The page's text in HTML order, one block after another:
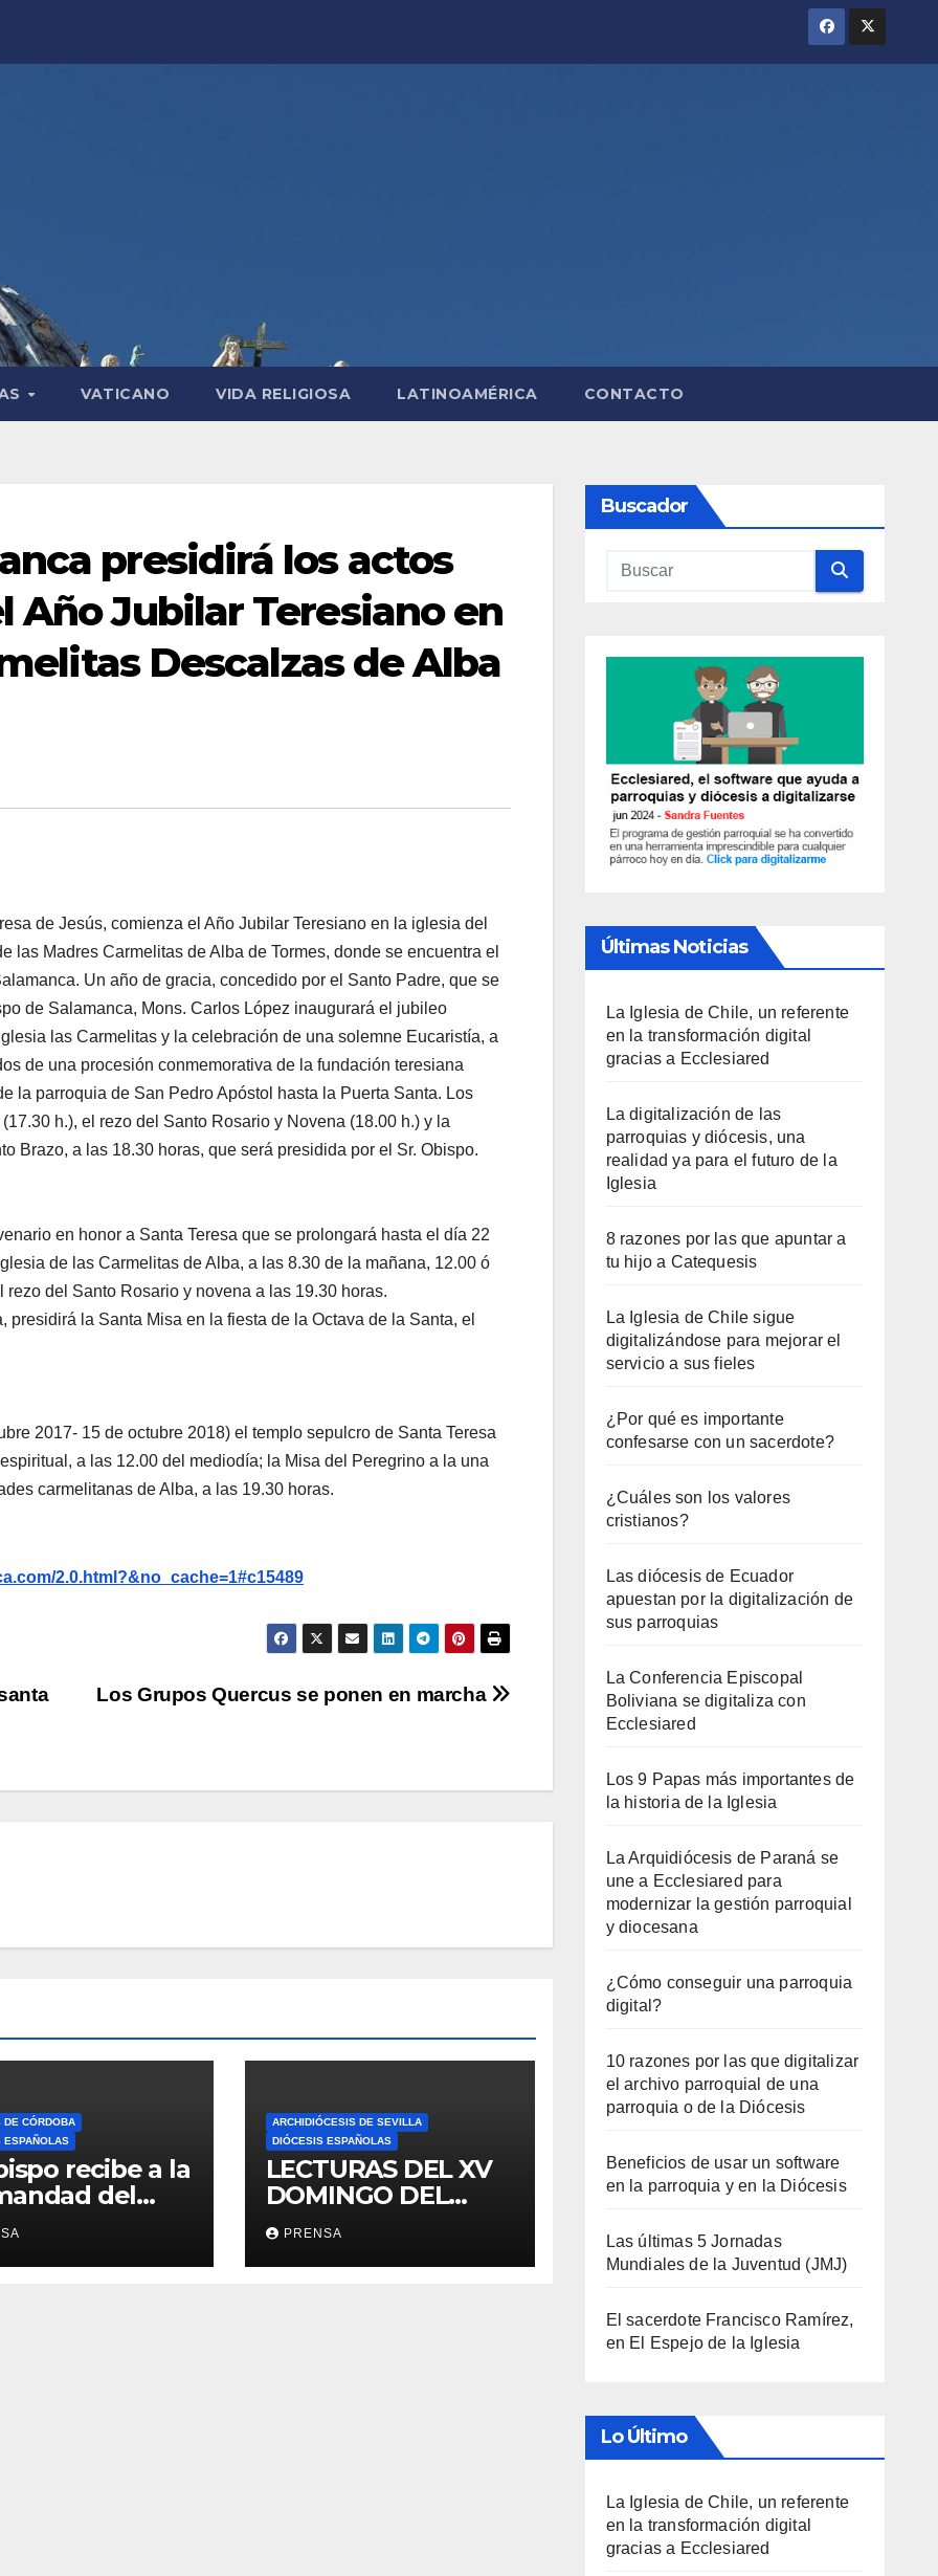
VATICANO VIDA RELIGIOSA LATINOAMÉRICA CONTACTO
presidirá los actos
Jubilar Teresiano en
Descalzas de Alba
de Jesús, comienza el Año Jubilar Teresiano en la iglesia del
las Madres Carmelitas de Alba de Tormes, donde se encuentra el
Un año de gracia, concedido por el Santo Padre, que se
de Salamanca, Mons. Carlos López inaugurará el jubileo
las Carmelitas y la celebración de una solemne Eucaristía, a
de una procesión conmemorativa de la fundación teresiana
la parroquia de San Pedro Apóstol hasta la Puerta Santa. Los
h.), el rezo del Santo Rosario y Novena (18.00 h.) y la
Brazo, a las 18.30 horas, que será presidida por el Sr. Obispo.
en honor a Santa Teresa que se prolongará hasta el día 22
de las Carmelitas de Alba, a las 8.30 de la mañana, 12.00 ó
del Santo Rosario y novena a las 19.30 horas.
la Santa Misa en la fiesta de la Octava de la Santa, el
2017- 15 de octubre 2018) el templo sepulcro de Santa Teresa
a las 12.00 del mediodía; la Misa del Peregrino a la una
carmelitanas de Alba, a las 19.30 horas.
2.0.html?&no_cache=1#c15489
Los Grupos Quercus se ponen en marcha
DE CÓRDOBA
ESPAÑOLAS
recibe a la
del
ARCHIDIÓCESIS DE SEVILLA
DIÓCESIS ESPAÑOLAS
LECTURAS DEL XV
DOMINGO DEL
TIEMPO
ORDINARIO (A)
PRENSA
Buscador
Últimas Noticias
La Iglesia de Chile, un referente
en la transformación digital
gracias a Ecclesiared
La digitalización de las
parroquias y diócesis, una
realidad ya para el futuro de la
Iglesia
8 razones por las que apuntar a
tu hijo a Catequesis
La Iglesia de Chile sigue
digitalizándose para mejorar el
servicio a sus fieles
¿Por qué es importante
confesarse con un sacerdote?
¿Cuáles son los valores
cristianos?
Las diócesis de Ecuador
apuestan por la digitalización de
sus parroquias
La Conferencia Episcopal
Boliviana se digitaliza con
Ecclesiared
Los 9 Papas más importantes de
la historia de la Iglesia
La Arquidiócesis de Paraná se
une a Ecclesiared para
modernizar la gestión parroquial
y diocesana
¿Cómo conseguir una parroquia
digital?
10 razones por las que digitalizar
el archivo parroquial de una
parroquia o de la Diócesis
Beneficios de usar un software
en la parroquia y en la Diócesis
Las últimas 5 Jornadas
Mundiales de la Juventud (JMJ)
El sacerdote Francisco Ramírez,
en El Espejo de la Iglesia
Lo Último
La Iglesia de Chile, un referente
en la transformación digital
gracias a Ecclesiared